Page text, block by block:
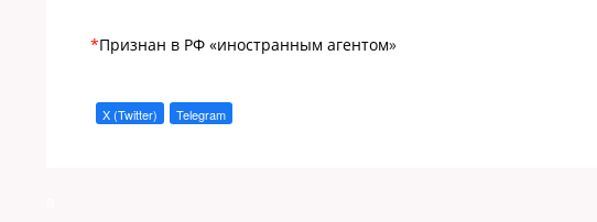
*Признан в РФ «иностранным агентом»
X (Twitter) Telegram